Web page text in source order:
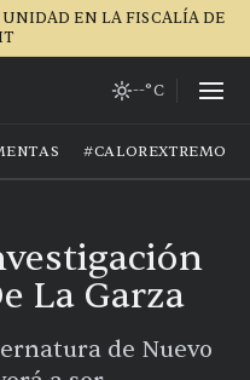
EN LA FISCALÍA DE
--°C
#CALOREXTREMO
La Garza
de Nuevo